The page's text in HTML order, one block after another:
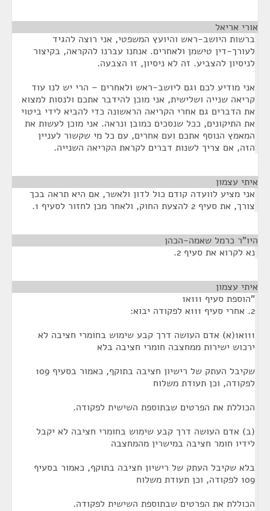
אורי אריאל
ברשות היושב-ראש והיועץ המשפטי, אני רוצה להגיד
לעורך-דין טישמן ולאחרים. אנחנו עברנו להקראה, בקיצור
לניסיון להצביע. זה לא ניסיון, זו הצבעה.
אני מודיע לכם וגם ליושב-ראש ולאחרים – הרי יש לנו עוד
קריאה שנייה ושלישית, אני מוכן להידבר אתכם ולנסות למצוא
את הדברים גם אחרי הקריאה הראשונה כדי להביא לידי ביטוי
את התיקונים, ככל שנסכים כמובן ונראה. אני מוכן לעשות את
המאמץ הנוסף אתכם ועם אחרים, עם כל מי שקשור לעניין
הזה, אם צריך לשנות דברים לקראת הקריאה השנייה.
איתי עצמון
אני מציע לוועדה קודם כול לדון ולאשר, אם היא תראה בכך
צורך, את סעיף 2 להצעת החוק, ולאחר מכן לחזור לסעיף 1.
היו"ר כרמל שאמה-הכהן
נא לקרוא את סעיף 2.
איתי עצמון
"הוספת סעיף 111א1
2. אחרי סעיף 111א לפקודה יבוא:
111א1(א) אדם העושה דרך קבע שימוש בחומרי חציבה לא
ירכוש ישירות ממחצבה חומרי חציבה בלא
שקיבל העתק של רישיון חציבה בתוקף, כאמור בסעיף 109
לפקודה, וכן תעודת משלוח
הכוללת את הפרטים שבתוספת השישית לפקודה.
(ב) אדם העושה דרך קבע שימוש בחומרי חציבה לא יקבל
לידיו חומר חציבה במישרין מהמחצבה
בלא שקיבל העתק של רישיון חציבה בתוקף, כאמור בסעיף
109 לפקודה, וכן תעודת משלוח
הכוללת את הפרטים שבתוספת השישית לפקודה.